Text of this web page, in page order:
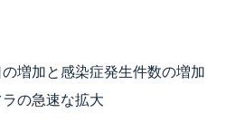
の増加と感染症発生件数の増加
の急速な拡大